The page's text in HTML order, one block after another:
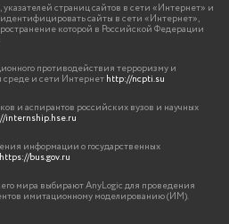
страниц сайтов в сети «Интернет» и
сайты в сети «Интернет»,
которой в Российской Федерации
противодействия терроризму и
среде и сети Интернетhttp://ncpti.su
и аспирантов российских вузов и научных
internship.hse.ru
информации о государственных
https://bus.gov.ru
мира выбирают AnyLogic для проведения
имитационному моделированию (ИМ).